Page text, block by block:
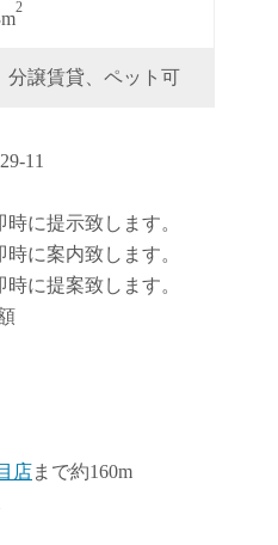
2
分譲賃貸、ペット可
11
に提示致します。
に案内致します。
に提案致します。
店まで約160m